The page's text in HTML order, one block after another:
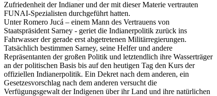
Zufriedenheit der Indianer und der mit dieser Materie vertrauten
FUNAI-Spezialisten durchgeführt hatten.
Unter Romero Jucá – einem Mann des Vertrauens von
Staatspräsident Sarney - geriet die Indianerpolitik zurück ins
Fahrwasser der gerade erst abgetretenen Militärregierungen.
Tatsächlich bestimmen Sarney, seine Helfer und andere
Repräsentanten der großen Politik und letztendlich ihre Wasserträger
an der politischen Basis bis auf den heutigen Tag den Kurs der
offiziellen Indianerpolitik. Ein Dekret nach dem anderen, ein
Gesetzesvorschlag nach dem anderen versucht die
Verfügungsgewalt der Indigenen über ihr Land und ihre natürlichen